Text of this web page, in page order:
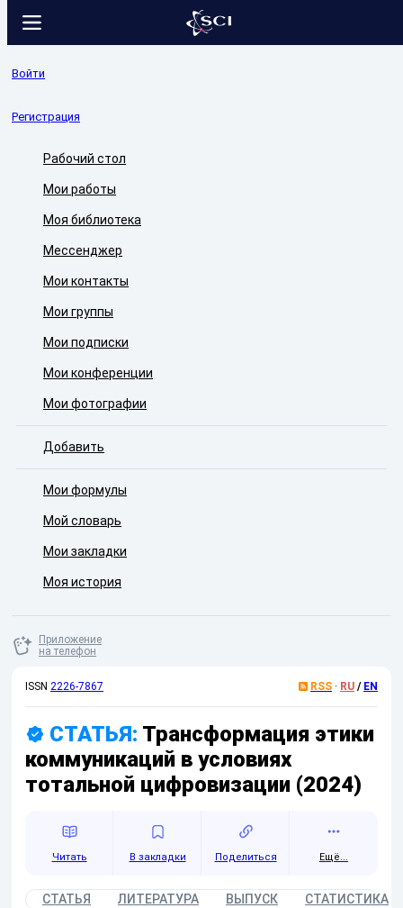
Войти
Регистрация
Рабочий стол
Мои работы
Моя библиотека
Мессенджер
Мои контакты
Мои группы
Мои подписки
Мои конференции
Мои фотографии
Добавить
Мои формулы
Мой словарь
Мои закладки
Моя история
Приложение
на телефон
ISSN 2226-7867 RSS · RU / EN
СТАТЬЯ: Трансформация этики
коммуникаций в условиях
тотальной цифровизации (2024)
Читать Поделиться Ещё...
СТАТЬЯ ЛИТЕРАТУРА ВЫПУСК СТАТИСТИКА